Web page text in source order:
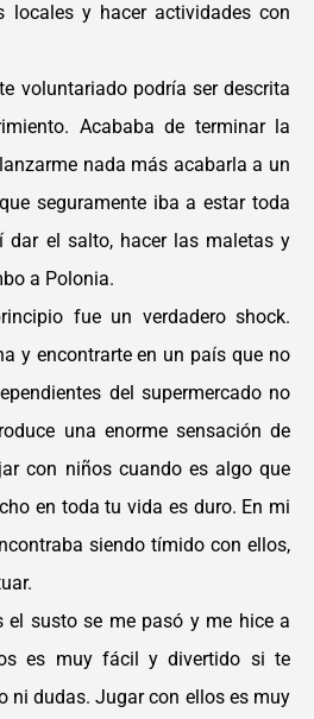
locales y hacer actividades con
voluntariado podría ser descrita
Acababa de terminar la
nada más acabarla a un
seguramente iba a estar toda
dar el salto, hacer las maletas y
a Polonia.
fue un verdadero shock.
y encontrarte en un país que no
del supermercado no
una enorme sensación de
con niños cuando es algo que
en toda tu vida es duro. En mi
siendo tímido con ellos,
el susto se me pasó y me hice a
es muy fácil y divertido si te
ni dudas. Jugar con ellos es muy